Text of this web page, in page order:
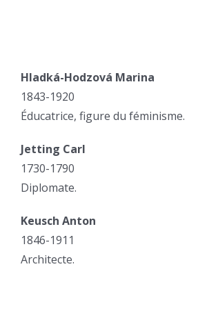
Hladká-Hodzová Marina
1843-1920
Éducatrice, figure du féminisme.
Jetting Carl
1730-1790
Diplomate.
Keusch Anton
1846-1911
Architecte.